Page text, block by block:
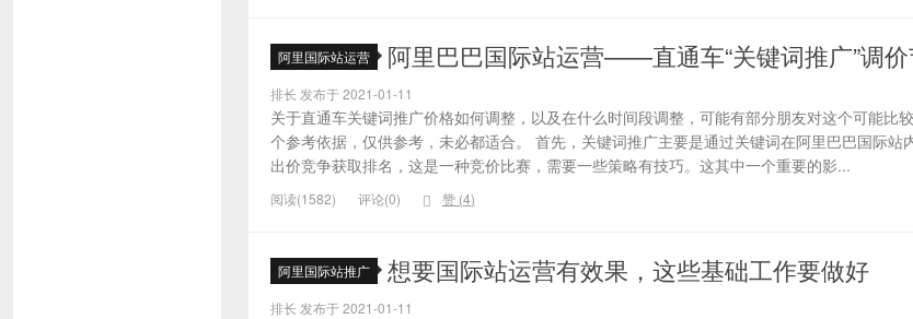
阿里国际站运营 阿里巴巴国际站运营——直通车“关键词推广”调
排长 发布于 2021-01-11
关于直通车关键词推广价格如何调整，以及在什么时间段调整，可能有部分朋友对这个可能比
个参考依据，仅供参考，未必都适合。 首先，关键词推广主要是通过关键词在阿里巴巴国际站
出价竞争获取排名，这是一种竞价比赛，需要一些策略有技巧。这其中一个重要的影...
阅读(1582) 评论(0) 赞 (4)
阿里国际站推广 想要国际站运营有效果，这些基础工作要做好
排长 发布于 2021-01-11